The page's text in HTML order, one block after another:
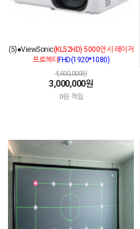
(5)●ViewSonic(KL52HD) 5000안시 레이저
프로젝터FHD(1920*1080)
4,500,000원
3,000,000원
0원 적립